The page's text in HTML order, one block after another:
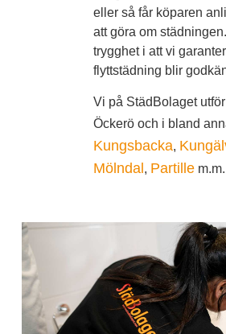
eller så får köparen
att göra om
trygghet i att vi
flyttstädning blir
Vi på StädBolaget
Öckerö och i bland
Kungsbacka,
Mölndal, Partille m.m.